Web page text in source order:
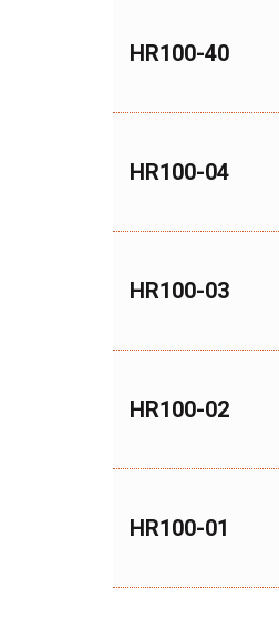
HR100-40
HR100-04
HR100-03
HR100-02
HR100-01